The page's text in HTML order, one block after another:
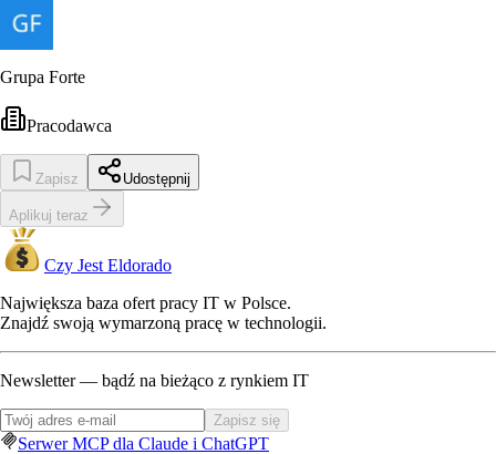
Grupa Forte
Pracodawca
Zapisz Udostępnij
Aplikuj teraz
Czy Jest Eldorado
Największa baza ofert pracy IT w Polsce.
Znajdź swoją wymarzoną pracę w technologii.
Newsletter — bądź na bieżąco z rynkiem IT
Zapisz się
Serwer MCP dla Claude i ChatGPT